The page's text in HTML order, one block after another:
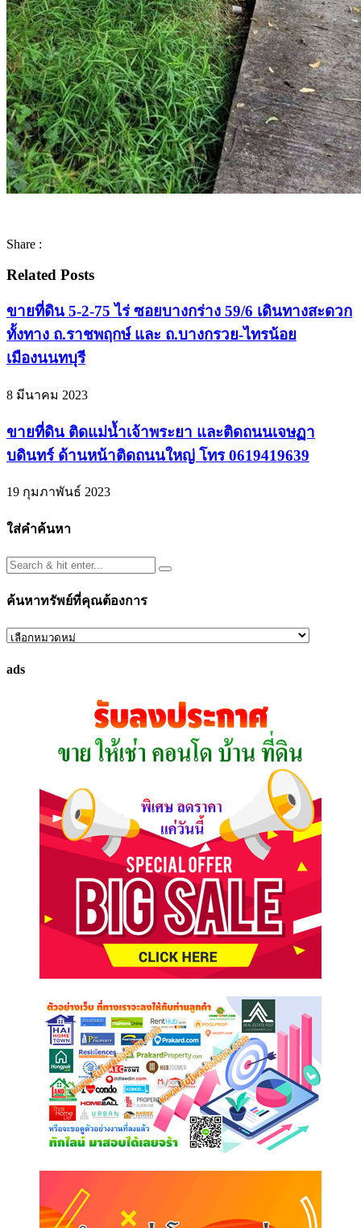
Share :
Related Posts
ขายที่ดิน 5-2-75 ไร่ ซอยบางกร่าง 59/6 เดินทางสะดวก
ทั้งทาง ถ.ราชพฤกษ์ และ ถ.บางกรวย-ไทรน้อย
เมืองนนทบุรี
8 มีนาคม 2023
ขายที่ดิน ติดแม่น้ำเจ้าพระยา และติดถนนเจษฏา
บดินทร์ ด้านหน้าติดถนนใหญ่ โทร 0619419639
19 กุมภาพันธ์ 2023
ใส่คำค้นหา
ค้นหาทรัพย์ที่คุณต้องการ
ค้นหา
ที่
ads